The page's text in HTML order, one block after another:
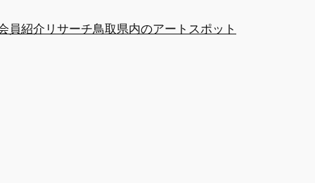
員紹介 リサーチ鳥取県内のアートスポット